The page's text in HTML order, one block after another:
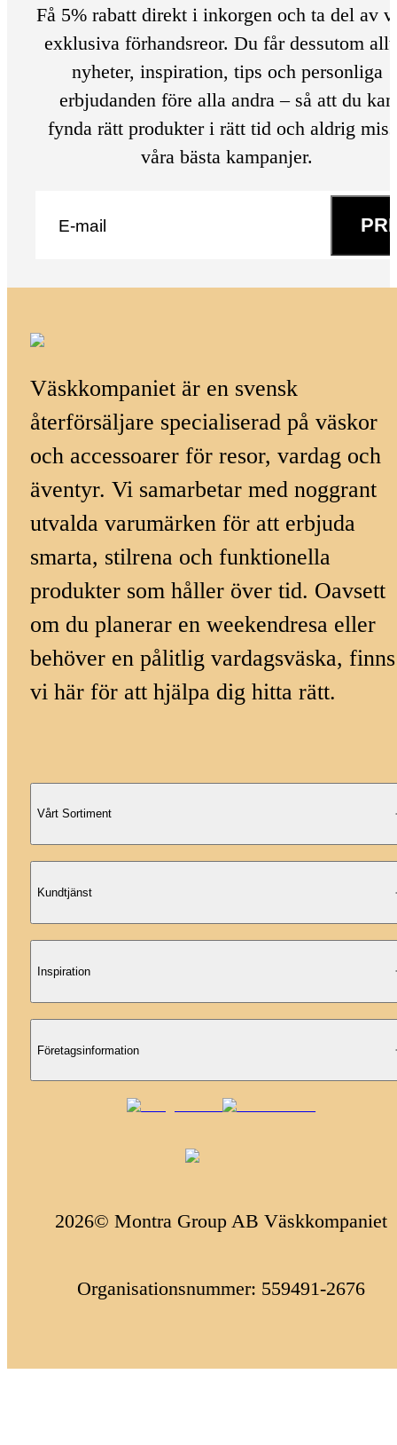
Få 5% rabatt direkt i inkorgen och ta del av
exklusiva förhandsreor. Du får dessutom
nyheter, inspiration, tips och personliga
erbjudanden före alla andra – så att du kan
fynda rätt produkter i rätt tid och aldrig
våra bästa kampanjer.
Väskkompaniet är en svensk
återförsäljare specialiserad på väskor
och accessoarer för resor, vardag och
äventyr. Vi samarbetar med noggrant
utvalda varumärken för att erbjuda
smarta, stilrena och funktionella
produkter som håller över tid. Oavsett
om du planerar en weekendresa eller
behöver en pålitlig vardagsväska, finns
vi här för att hjälpa dig hitta rätt.
Vårt Sortiment
Kundtjänst
Inspiration
Företagsinformation
2026© Montra Group AB Väskkompaniet
Organisationsnummer: 559491-2676